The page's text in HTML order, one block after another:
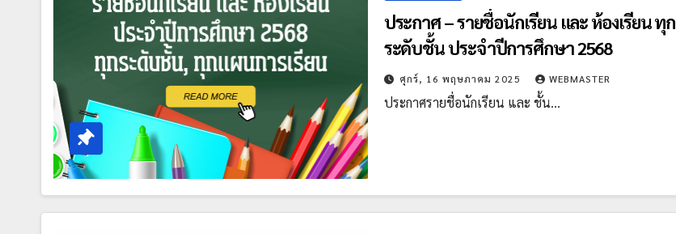
ประกาศ – รายชื่อนักเรียน และ ห้องเรียน ทุก
ระดับชั้น ประจำปีการศึกษา 2568
ศุกร์, 16 พฤษภาคม 2025 WEBMASTER
ประกาศรายชื่อนักเรียน และ ชั้น…